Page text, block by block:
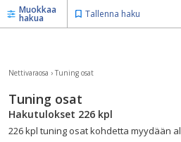
Muokkaa
hakua Tallenna haku
Nettivaraosa › Tuning osat
Tuning osat
Hakutulokset 226 kpl
226 kpl tuning osat kohdetta myydään al